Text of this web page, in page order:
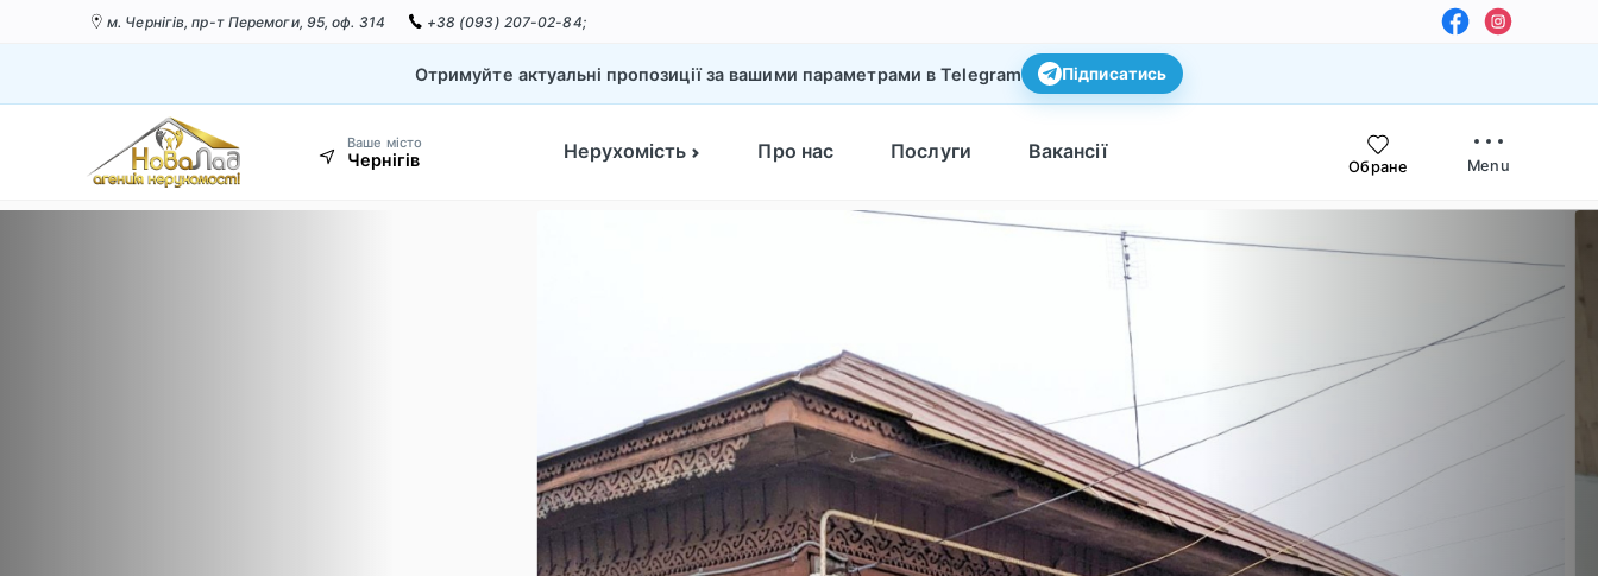
м. Чернігів, пр-т Перемоги, 95, оф. 314 +38 (093) 207-02-84;
Отримуйте актуальні пропозиції за вашими параметрами в Telegram Підписатись
Ваше місто
Чернігів Нерухомість Про нас Послуги Вакансії
Обране Menu